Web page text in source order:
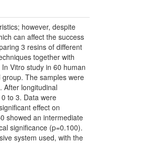
however, despite
can affect the success
3 resins of different
together with
Vitro study in 60 human
The samples were
After longitudinal
to 3. Data were
effect on
showed an intermediate
significance (p=0.100).
system used, with the